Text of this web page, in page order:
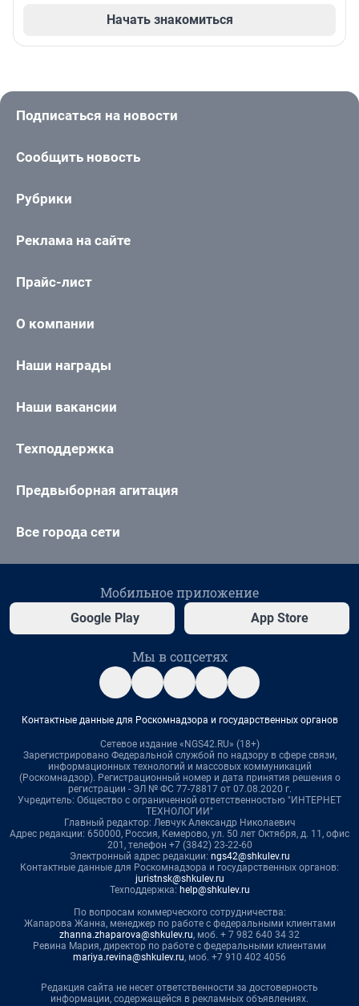
Начать знакомиться
Подписаться на новости
Сообщить новость
Рубрики
Реклама на сайте
Прайс-лист
О компании
Наши награды
Наши вакансии
Техподдержка
Предвыборная агитация
Все города сети
Мобильное приложение
Google Play App Store
Мы в соцсетях
Контактные данные для Роскомнадзора и государственных органов
Сетевое издание «NGS42.RU» (18+)
Зарегистрировано Федеральной службой по надзору в сфере связи,
информационных технологий и массовых коммуникаций
(Роскомнадзор). Регистрационный номер и дата принятия решения о
регистрации - ЭЛ № ФС 77-78817 от 07.08.2020 г.
Учредитель: Общество с ограниченной ответственностью "ИНТЕРНЕТ
ТЕХНОЛОГИИ"
Главный редактор: Левчук Александр Николаевич
Адрес редакции: 650000, Россия, Кемерово, ул. 50 лет Октября, д. 11, офис
201, телефон +7 (3842) 23-22-60
Электронный адрес редакции: ngs42@shkulev.ru
Контактные данные для Роскомнадзора и государственных органов:
juristnsk@shkulev.ru
Техподдержка: help@shkulev.ru
По вопросам коммерческого сотрудничества:
Жапарова Жанна, менеджер по работе с федеральными клиентами
zhanna.zhaparova@shkulev.ru, моб. + 7 982 640 34 32
Ревина Мария, директор по работе с федеральными клиентами
mariya.revina@shkulev.ru, моб. +7 910 402 4056
Редакция сайта не несет ответственности за достоверность
информации, содержащейся в рекламных объявлениях.